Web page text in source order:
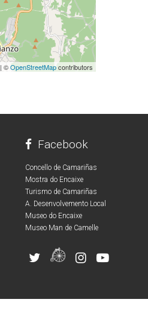
| ©OpenStreetMapcontributors
Facebook
Concello de Camariñas
Mostra do Encaixe
Turismo de Camariñas
A. Desenvolvemento Local
Museo do Encaixe
Museo Man de Camelle